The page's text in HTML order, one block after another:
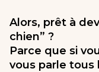
Alors, prêt à
chien” ?
Parce que si
vous parle tous